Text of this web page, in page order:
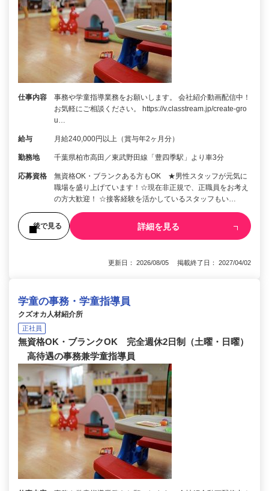
仕事内容
事務や学童指導業務をお願いします。 会社紹介動画配信中！
お気軽にご相談ください。 https://v.classtream.jp/create-gro
u…
給与 月給240,000円以上（賞与年2ヶ月分）
勤務地 千葉県柏市高田／東武野田線「豊四季駅」より車3分
応募資格
無資格OK・ブランクある方もOK ★男性スタッフが元気に
職場を盛り上げています！☆現在非正規で、正職員をお考え
の方大歓迎！ ☆接客経験を活かしているスタッフもい…
後で見る 詳細を見る
更新日： 2026/08/05 掲載終了日： 2027/04/02
学童の事務・学童指導員
クズオカ人材紹介所
正社員
無資格OK・ブランクOK 完全週休2日制（土曜・日曜）
高待遇の事務兼学童指導員